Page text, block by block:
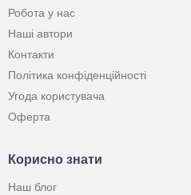
Робота у нас
Наші автори
Контакти
Політика конфіденційності
Угода користувача
Оферта
Корисно знати
Наш блог